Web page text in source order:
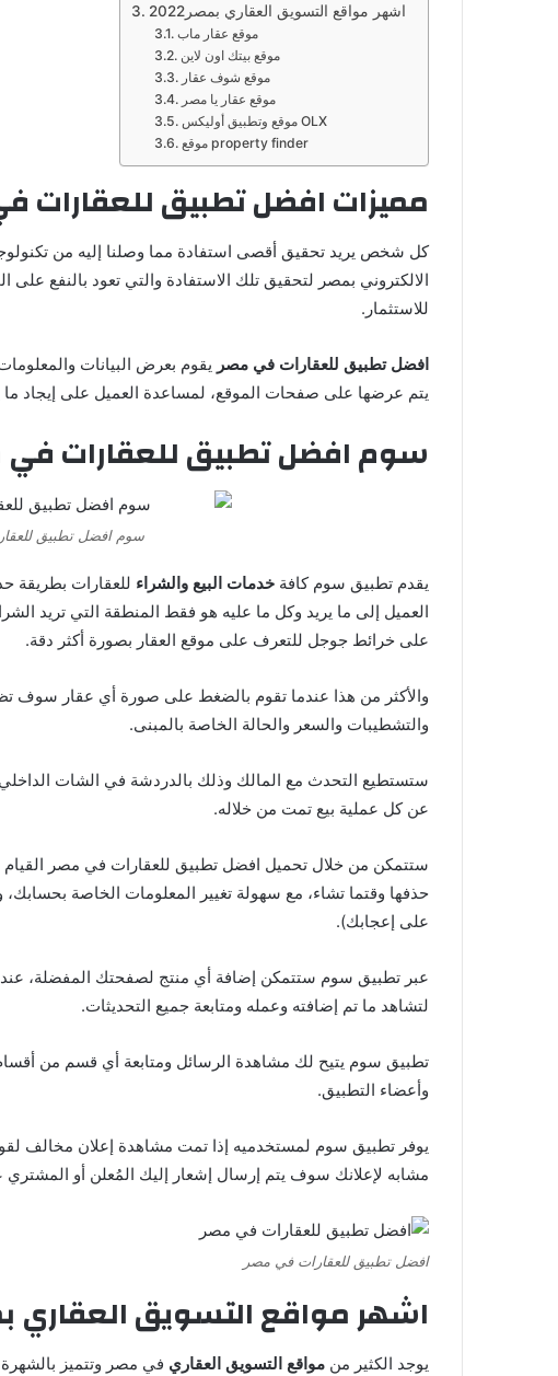
اشهر مواقع التسويق العقاري بمصر2022
موقع عقار ماب
موقع بيتك اون لاين
موقع شوف عقار
موقع عقار يا مصر
موقع وتطبيق أوليكس OLX
موقع property finder
مميزات افضل تطبيق للعقارات
كل شخص يريد تحقيق أقصى استفادة مما وصلنا إليه من
الالكتروني بمصر لتحقيق تلك الاستفادة والتي تعود بالنفع على
للاستثمار.
افضل تطبيق للعقارات في مصر يقوم بعرض البيانات
يتم عرضها على صفحات الموقع، لمساعدة العميل على إيجاد
سوم افضل تطبيق للعقارات
سوم افضل تطبيق
يقدم تطبيق سوم كافة خدمات البيع والشراء للعقارات بطريقة
العميل إلى ما يريد وكل ما عليه هو فقط المنطقة التي تريد
على خرائط جوجل للتعرف على موقع العقار بصورة أكثر دقة.
والأكثر من هذا عندما تقوم بالضغط على صورة أي عقار سوف
والتشطيبات والسعر والحالة الخاصة بالمبنى.
ستستطيع التحدث مع المالك وذلك بالدردشة في الشات
عن كل عملية بيع تمت من خلاله.
ستتمكن من خلال تحميل افضل تطبيق للعقارات في مصر القيام
حذفها وقتما تشاء، مع سهولة تغيير المعلومات الخاصة
على إعجابك).
عبر تطبيق سوم ستتمكن إضافة أي منتج لصفحتك المفضلة،
لتشاهد ما تم إضافته وعمله ومتابعة جميع التحديثات.
تطبيق سوم يتيح لك مشاهدة الرسائل ومتابعة أي قسم من أقسام
وأعضاء التطبيق.
يوفر تطبيق سوم لمستخدميه إذا تمت مشاهدة إعلان مخالف
مشابه لإعلانك سوف يتم إرسال إشعار إليك المُعلن أو
افضل تطبيق للعقارات في مصر
اشهر مواقع التسويق العقاري
يوجد الكثير من مواقع التسويق العقاري في مصر وتتميز